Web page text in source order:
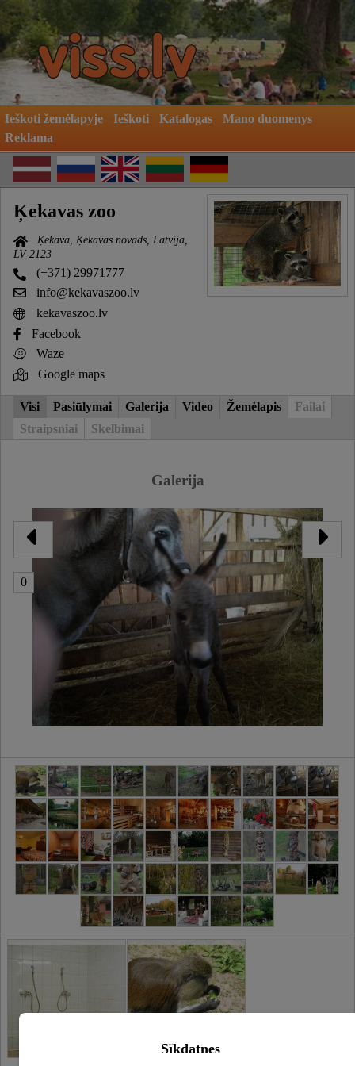
Ieškoti žemėlapyje Ieškoti Katalogas
Mano duomenys
Reklama
Ķekavas zoo
Ķekava, Ķekavas novads, Latvija,
LV-2123
(+371) 29971777
info@kekavaszoo.lv
kekavaszoo.lv
Facebook
Waze
Google maps
Visi Pasiūlymai Galerija Video Žemėlapis
Failai
Straipsniai
Skelbimai
Galerija
0
Sīkdatnes